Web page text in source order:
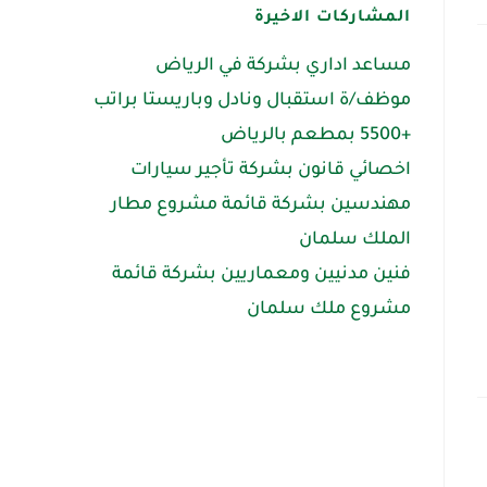
المشاركات الاخيرة
مساعد اداري بشركة في الرياض
موظف/ة استقبال ونادل وباريستا براتب
+5500 بمطعم بالرياض
اخصائي قانون بشركة تأجير سيارات
مهندسين بشركة قائمة مشروع مطار
الملك سلمان
فنين مدنيين ومعماريين بشركة قائمة
مشروع ملك سلمان